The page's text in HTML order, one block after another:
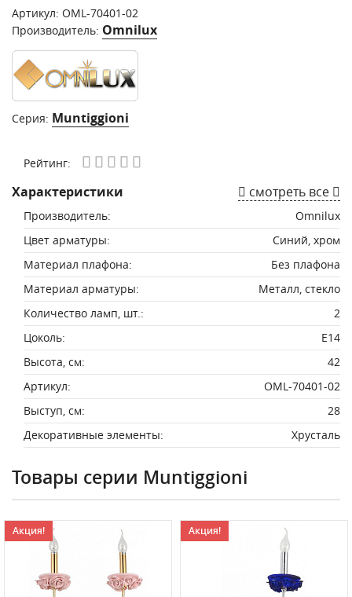
Артикул: OML-70401-02
Производитель: Omnilux
Серия: Muntiggioni
Рейтинг:
Характеристики смотреть все
Производитель:
Omnilux
Цвет арматуры:
Синий, хром
Материал плафона:
Без плафона
Материал арматуры:
Металл, стекло
Количество ламп, шт.:
2
Цоколь:
E14
Высота, см:
42
Артикул:
OML-70401-02
Выступ, см:
28
Декоративные элементы:
Хрусталь
Товары серии Muntiggioni
Акция! Акция!